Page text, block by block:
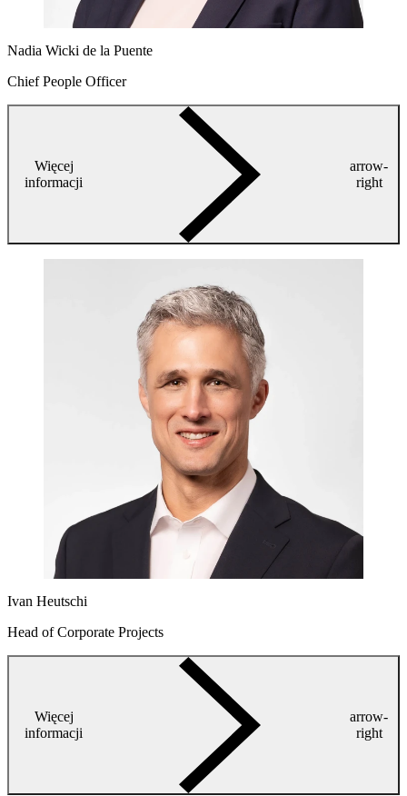
Nadia Wicki de la Puente
Chief People Officer
Więcej
informacji
arrow-
right
Ivan Heutschi
Head of Corporate Projects
Więcej
informacji
arrow-
right